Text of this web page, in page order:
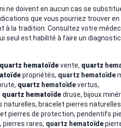
ne doivent en aucun cas se
que vous pourriez trouver en
à la tradition. Consultez votre
seul est habilité à faire un
quartz hematoïdevente, quartz
propriétés, quartz hematoïde
quartz hematoïdevertus,
quartz hematoïdedruse, bijoux
naturelles, bracelet pierres
pierres de protection, pendentifs
pierres rares, quartz hematoïde